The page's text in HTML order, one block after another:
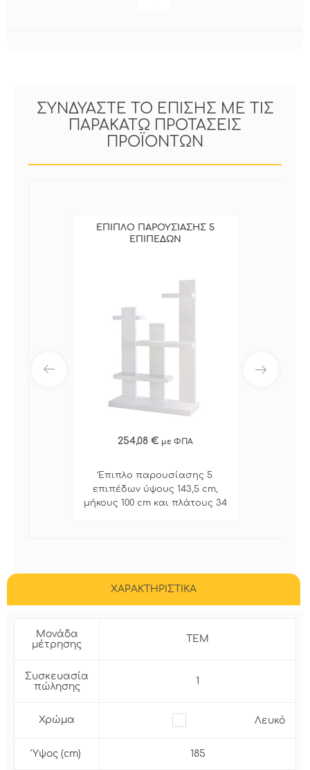
ΣΥΝΔΥΑΣΤΕ ΤΟ ΕΠΙΣΗΣ ΜΕ ΤΙΣ
ΠΑΡΑΚΑΤΩ ΠΡΟΤΑΣΕΙΣ
ΠΡΟΪΟΝΤΩΝ
ΕΠΙΠΛΟ ΠΑΡΟΥΣΙΑΣΗΣ 5
ΕΠΙΠΕΔΩΝ
254,08 € με ΦΠΑ
Έπιπλο παρουσίασης 5
επιπέδων ύψους 143,5 cm,
μήκους 100 cm και πλάτους 34
ΧΑΡΑΚΤΗΡΙΣΤΙΚΑ
Μονάδα
μέτρησης
ΤΕΜ
Συσκευασία
πώλησης
1
Χρώμα Λευκό
Ύψος (cm) 185